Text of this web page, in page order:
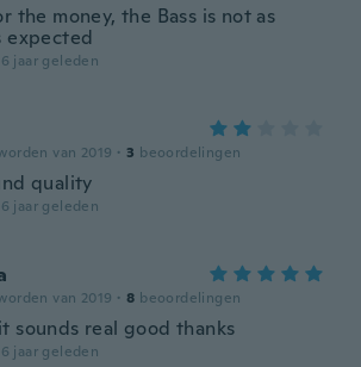
the money, the Bass is not as
expected
jaar geleden
van 2019 · 3 beoordelingen
quality
jaar geleden
van 2019 · 8 beoordelingen
sounds real good thanks
jaar geleden